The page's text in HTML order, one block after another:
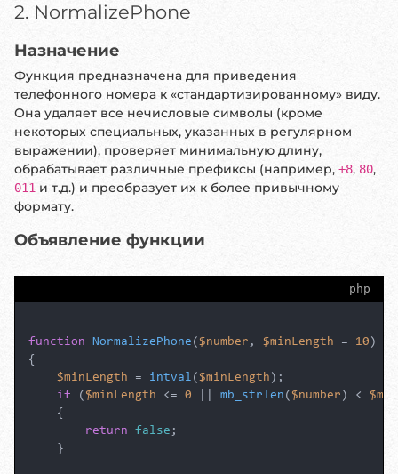
2. NormalizePhone
Назначение
Функция предназначена для приведения
телефонного номера к «стандартизированному» виду.
Она удаляет все нечисловые символы (кроме
некоторых специальных, указанных в регулярном
выражении), проверяет минимальную длину,
обрабатывает различные префиксы (например, +8, 80,
011 и т.д.) и преобразует их к более привычному
формату.
Объявление функции
php
function NormalizePhone ( $number , $minLength = 10
{
$minLength = intval ( $minLength );
if ( $minLength <= 0 mb_strlen ( $number ) <
    {
return
false ;
    }